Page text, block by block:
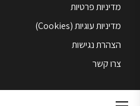
מדיניות פרטיות
מדיניות עוגיות (Cookies)
הצהרת נגישות
צרו קשר